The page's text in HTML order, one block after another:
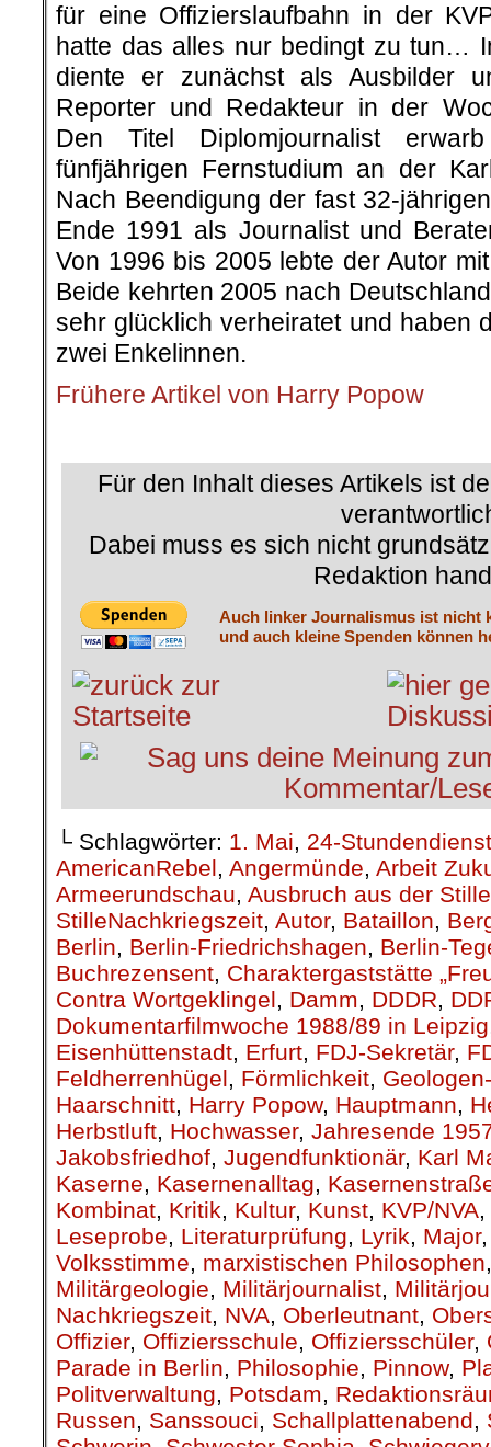
für eine Offizierslaufbahn in der
hatte das alles nur bedingt zu tun…
diente er zunächst als Ausbilder
Reporter und Redakteur in der
Den Titel Diplomjournalist
fünfjährigen Fernstudium an der
Nach Beendigung der fast 32-
Ende 1991 als Journalist und
Von 1996 bis 2005 lebte der Autor
Beide kehrten 2005 nach
sehr glücklich verheiratet und haben
zwei Enkelinnen.
Frühere Artikel von Harry Popow
Für den Inhalt dieses Artikels ist
Dabei muss es sich nicht
Redaktion
Auch linker Journalismus ist nicht
und auch kleine Spenden können
└ Schlagwörter: 1. Mai, 24-Stundendienst
AmericanRebel, Angermünde, Arbeit
Armeerundschau, Ausbruch aus der Stille
StilleNachkriegszeit, Autor, Bataillon,
Berlin, Berlin-Friedrichshagen, Berlin-
Buchrezensent, Charaktergaststätte
Contra Wortgeklingel, Damm, DDDR,
Dokumentarfilmwoche 1988/89 in Leipzig
Eisenhüttenstadt, Erfurt, FDJ-Sekretär,
Feldherrenhügel, Förmlichkeit,
Haarschnitt, Harry Popow, Hauptmann,
Herbstluft, Hochwasser, Jahresende
Jakobsfriedhof, Jugendfunktionär, Karl
Kaserne, Kasernenalltag,
Kombinat, Kritik, Kultur, Kunst, KVP/NVA,
Leseprobe, Literaturprüfung, Lyrik, Major
Volksstimme, marxistischen Philosophen
Militärgeologie, Militärjournalist,
Nachkriegszeit, NVA, Oberleutnant,
Offizier, Offiziersschule, Offiziersschüler,
Parade in Berlin, Philosophie, Pinnow,
Politverwaltung, Potsdam,
Russen, Sanssouci, Schallplattenabend,